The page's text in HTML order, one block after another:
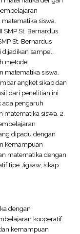
siswa.
SMP St. Bernardus
St. Bernardus
sampel.
metode
matematika siswa.
angket sikap dan
dari penelitian ini
ada pengaruh
siswa. 2.
dipadu dengan
kemampuan
matematika dengan
tipe Jigsaw, sikap
dengan
kooperatif
kemampuan